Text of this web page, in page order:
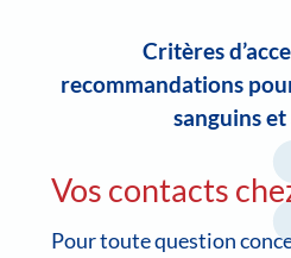
Critères
recommandations
sanguins
Vos contacts
Pour toute question